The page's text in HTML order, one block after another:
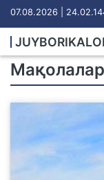
07.08.2026 |
Мақолалар